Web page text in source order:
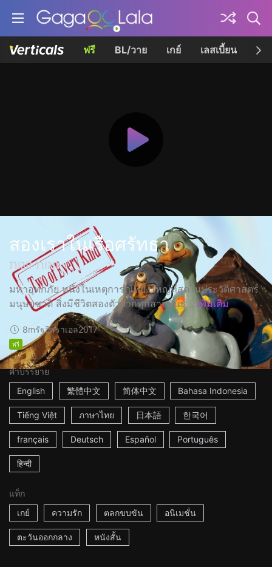
ฟรี BL/วาย เกย์ เลสเบี้ยน เค
สองเราในเรือศรัทธา
זוגות זוגות
มหาอุทกภัย หนึ่งในเหตุการณ์ที่ยิ่งใหญ่ที่สุดในประวัติศาสตร์
มนุษยชาติ สิ่งมีชีวิตสองตัวจากทุกสายพันธุ... เพิ่มเติม
8mรัฐอิสราเอล2017
ฟรี
คำบรรยาย
English
繁體中文 简体中文 Bahasa Indonesia
Tiếng Việt ภาษาไทย 日本語 한국어
français Deutsch Español Português
हिन्दी
แท็ก
เกย์
ความรัก ตลกขบขัน อนิเมชั่น
ตะวันออกกลาง หนังสั้น